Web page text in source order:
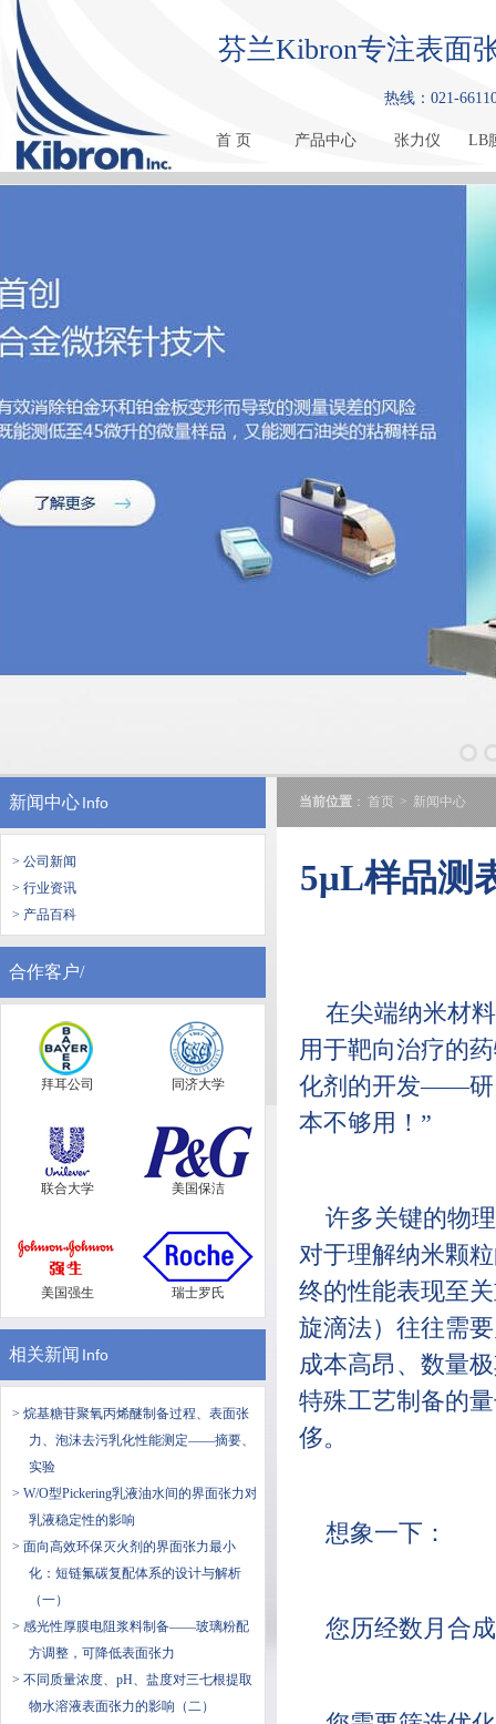
芬兰Kibron专注表面
热线：021-
首 页 产品中心 张力仪 LB
新闻中心Info
> 公司新闻
> 行业资讯
> 产品百科
合作客户/
拜耳公司 同济大学
联合大学 美国保洁
美国强生 瑞士罗氏
相关新闻 Info
> 烷基糖苷聚氧丙烯醚制备过程、表面张
力、泡沫去污乳化性能测定——摘要、
实验
> W/O型Pickering乳液油水间的界面张力对
乳液稳定性的影响
> 面向高效环保灭火剂的界面张力最小
化：短链氟碳复配体系的设计与解析
（一）
> 感光性厚膜电阻浆料制备——玻璃粉配
方调整，可降低表面张力
> 不同质量浓度、pH、盐度对三七根提取
物水溶液表面张力的影响（二）
当前位置 ： 首页 > 新闻中心
5μL样品测
在尖端纳米材
用于靶向治疗的
化剂的开发——研
本不够用！”
许多关键的物
对于理解纳米颗
终的性能表现至
旋滴法）往往需
成本高昂、数量
特殊工艺制备的
侈。
想象一下：
您历经数月合